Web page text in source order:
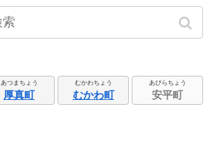
あつまちょう
厚真町
むかわちょう
むかわ町
あびらちょう
安平町